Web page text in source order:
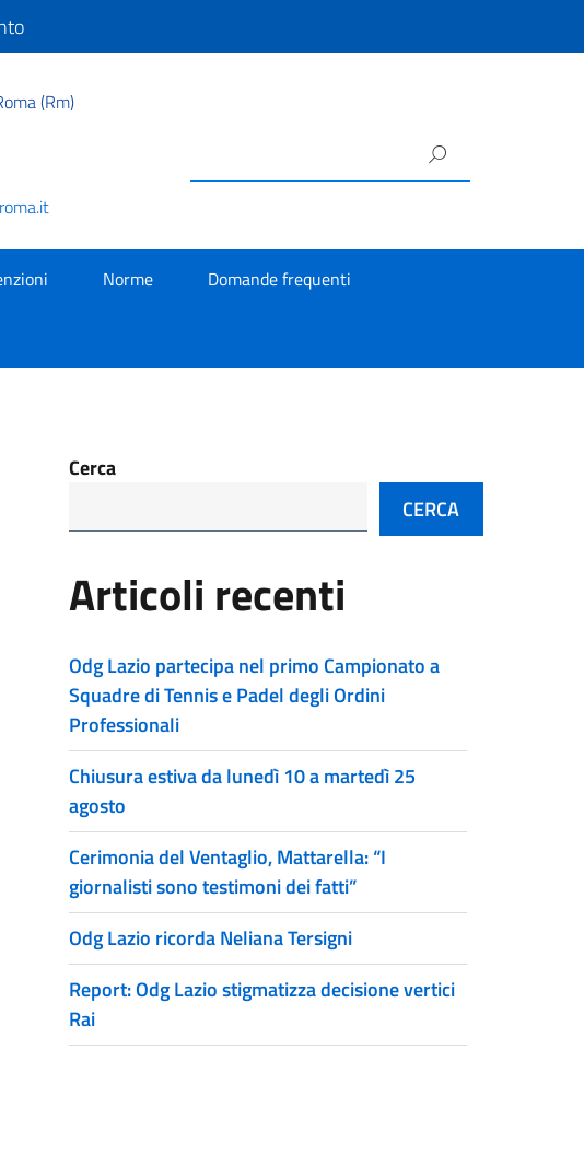
(Rm)
Norme Domande frequenti
Cerca
CERCA
Articoli recenti
Odg Lazio partecipa nel primo Campionato a
Squadre di Tennis e Padel degli Ordini
Professionali
Chiusura estiva da lunedì 10 a martedì 25
agosto
Cerimonia del Ventaglio, Mattarella: “I
giornalisti sono testimoni dei fatti”
Odg Lazio ricorda Neliana Tersigni
Report: Odg Lazio stigmatizza decisione vertici
Rai